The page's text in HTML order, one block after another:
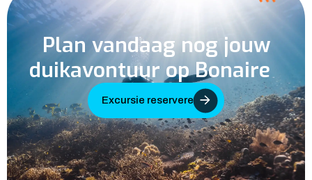
Plan vandaag nog jouw
duikavontuur op Bonaire
Excursie reserveren